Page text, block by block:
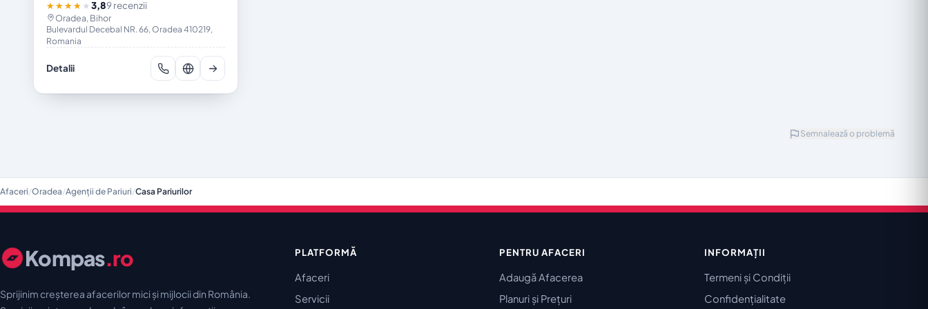
★★★★★3,89 recenzii
Oradea, Bihor
Bulevardul Decebal NR. 66, Oradea 410219,
Romania
Detalii
Semnalează o problemă
Afaceri/Oradea/Agenții de Pariuri/Casa Pariurilor
Kompas.ro
Sprijinim creșterea afacerilor mici și mijlocii din România.
PLATFORMĂ
Afaceri
Servicii
PENTRU AFACERI
Adaugă Afacerea
Planuri și Prețuri
INFORMAȚII
Termeni și Condiții
Confidențialitate